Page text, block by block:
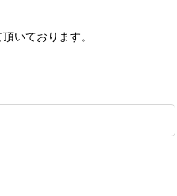
いております。